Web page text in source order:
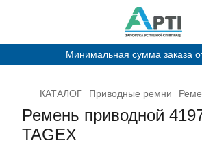
Минимальная сумма заказа
КАТАЛОГ Приводные ремни
Ремень приводной
TAGEX